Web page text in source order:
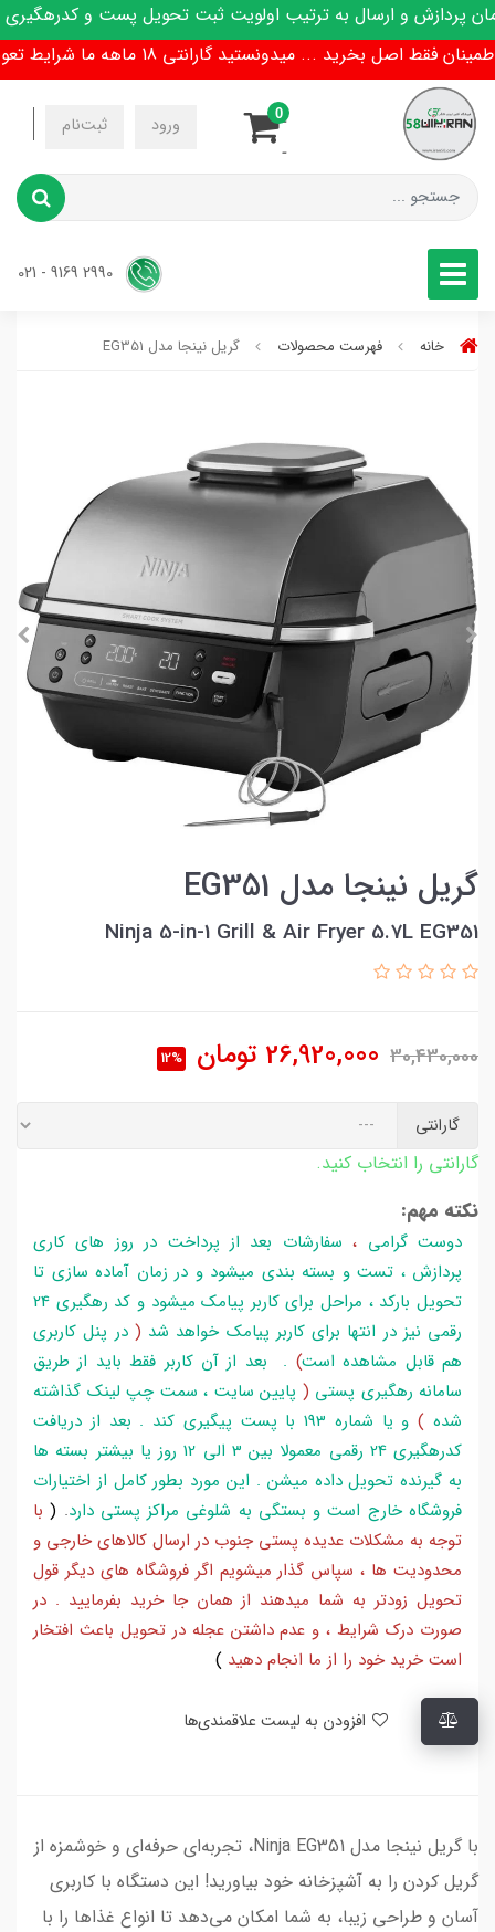
و ارسال به ترتیب اولویت ثبت تحویل پست و کدرهگیری
فقط اصل بخرید ... میدونستید گارانتی 18 ماهه ما شرایط تعویض هم داره !
ورود ثبت‌نام
-
-
0
خانه فهرست محصولات گریل نینجا مدل EG351
گریل نینجا مدل EG351
Ninja 5-in-1 Grill & Air Fryer 5.7L EG351
30,430,000
26,920,000 تومان 12%
گارانتی
گارانتی را انتخاب کنید.
نکته مهم:
دوست گرامی ،سفارشات بعد از پرداخت در روز های کاری
پردازش ، تست و بسته بندی میشود و در زمان آماده سازی تا
تحویل بارکد ، مراحل برای کاربر پیامک میشود و کد رهگیری 24
رقمی نیز در انتها برای کاربر پیامک خواهد شد ( در پنل کاربری
هم قابل مشاهده است) . بعد از آن کاربر فقط باید از طریق
سامانه رهگیری پستی ( پایین سایت ، سمت چپ لینک گذاشته
شده )
و یا شماره 193 با پست پیگیری کند . بعد از دریافت
کدرهگیری 24 رقمی معمولا بین 3 الی 12 روز یا بیشتر بسته ها
به گیرنده تحویل داده میشن . این مورد بطور کامل از اختیارات
فروشگاه خارج است و بستگی به شلوغی مراکز پستی دارد.
(با
توجه به مشکلات عدیده پستی جنوب در ارسال کالاهای خارجی و
محدودیت ها ، سپاس گذار میشویم اگر فروشگاه های دیگر قول
تحویل زودتر به شما میدهند از همان جا خرید بفرمایید . در
صورت درک شرایط ، و عدم داشتن عجله در تحویل باعث افتخار
است خرید خود را از ما انجام دهید )
با گریل نینجا مدل Ninja EG351، تجربه‌ای حرفه‌ای و خوشمزه از
گریل کردن را به آشپزخانه خود بیاورید! این دستگاه با کاربری
آسان و طراحی زیبا، به شما امکان می‌دهد تا انواع غذاها را با